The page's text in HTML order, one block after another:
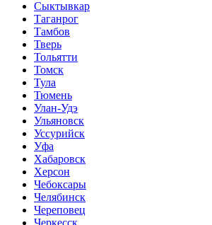
Сыктывкар
Таганрог
Тамбов
Тверь
Тольятти
Томск
Тула
Тюмень
Улан-Удэ
Ульяновск
Уссурийск
Уфа
Хабаровск
Херсон
Чебоксары
Челябинск
Череповец
Черкесск